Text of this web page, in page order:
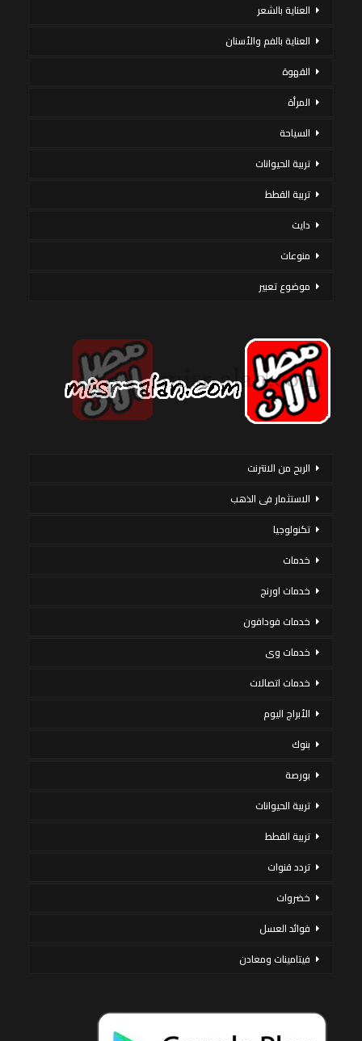
العناية بالشعر
العناية بالفم والأسنان
القهوة
المرأة
السياحة
تربية الحيوانات
تربية القطط
دايت
منوعات
موضوع تعبير
الربح من الانترنت
الاستثمار فى الذهب
تكنولوجيا
خدمات
خدمات اورنج
خدمات فودافون
خدمات وى
خدمات اتصالات
الأبراج اليوم
بنوك
بورصة
تربية الحيوانات
تربية القطط
تردد قنوات
خضروات
فوائد العسل
فيتامينات ومعادن